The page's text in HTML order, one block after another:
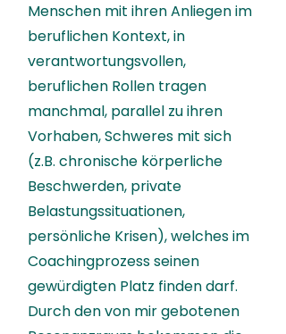
Menschen mit ihren Anliegen im
beruflichen Kontext, in
verantwortungsvollen,
beruflichen Rollen tragen
manchmal, parallel zu ihren
Vorhaben, Schweres mit sich
(z.B. chronische körperliche
Beschwerden, private
Belastungssituationen,
persönliche Krisen), welches im
Coachingprozess seinen
gewürdigten Platz finden darf.
Durch den von mir gebotenen